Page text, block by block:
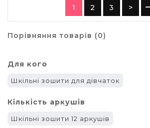
1 2 3 >
Порівняння товарів (0)
Для кого
Шкільні зошити для дівчаток
Кількість аркушів
Шкільні зошити 12 аркушів